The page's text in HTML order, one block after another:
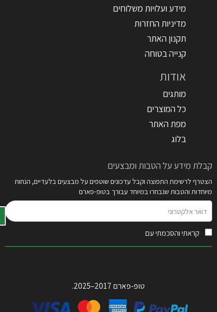
מידע ועלויות משלוחים
מדיניות החזרות
תקנון האתר
קנייה בטוחה
אודות
מותגים
כל המוצרים
מפת האתר
בלוג
קבלת מידע על הטבות ומבצעים
הצטרף לרשימת התפוצה וקבל עדכונים שוטפים על מבצעים בלעדיים, הנחות
מיוחדות והטבות שנבחרו במיוחד עבורך בטופ-פארם
אלקטרוני
קראתי והסכמתי עם
טופ-פארם 2017–2025.